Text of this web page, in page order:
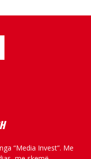
“Media Invest”. Me